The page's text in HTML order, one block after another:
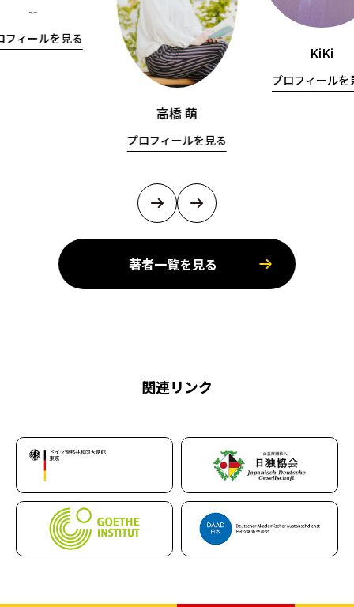
--
フィールを見る
高橋 萌
プロフィールを見る
KiKi
プロフィールを
著者一覧を見る
関連リンク